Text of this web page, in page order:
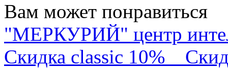
Вам может понравиться
"МЕРКУРИЙ" центр
Скидка classic 10%